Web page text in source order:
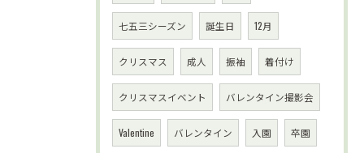
七五三シーズン 誕生日 12月
クリスマス 成人 振袖 着付け
クリスマスイベント バレンタイン撮影会
Valentine バレンタイン 入園 卒園